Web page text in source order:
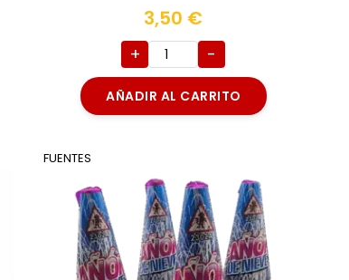
3,50 €
+ -
AÑADIR AL CARRITO
FUENTES